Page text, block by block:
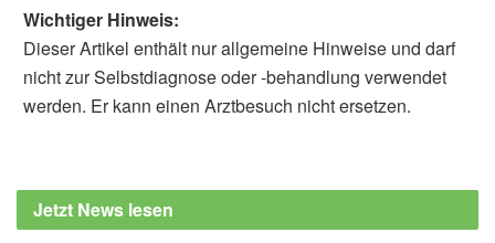
Wichtiger Hinweis:
Dieser Artikel enthält nur allgemeine Hinweise und darf
nicht zur Selbstdiagnose oder -behandlung verwendet
werden. Er kann einen Arztbesuch nicht ersetzen.
Jetzt News lesen